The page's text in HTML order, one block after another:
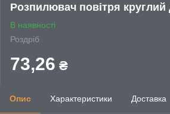
Розпилювач повітря круглий
В наявності
Роздріб
73,26 ₴
Опис Характеристики Доставка